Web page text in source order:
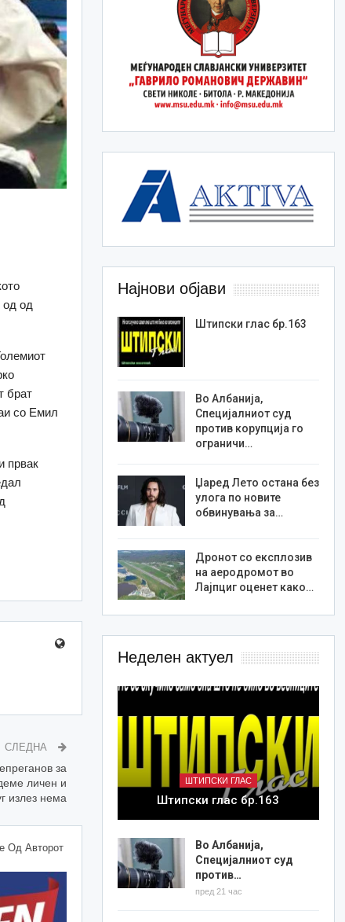
од од
брат
со Емил
првак
СЛЕДНА
за
личен и
излез нема
Од Авторот
Најнови објави
Штипски глас бр.163
Во Албанија,
Специјалниот суд
против корупција го
ограничи…
Џаред Лето остана без
улога по новите
обвинувања за…
Дронот со експлозив
на аеродромот во
Лајпциг оценет како…
Неделен актуел
ШТИПСКИ ГЛАС
Штипски глас бр.163
Во Албанија,
Специјалниот суд
против…
пред 21 час